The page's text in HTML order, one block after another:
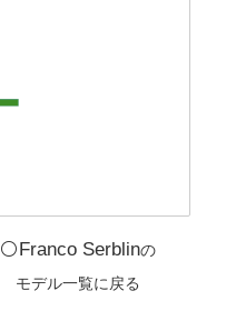
⚪️Franco Serblinの
モデル一覧に戻る